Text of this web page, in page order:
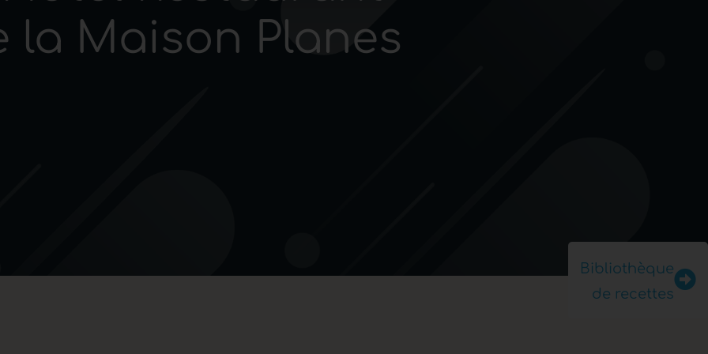
la Maison Planes
Bibliothèque
de recettes